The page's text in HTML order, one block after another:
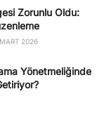
Zorunlu Oldu:
2026
Yönetmeliğinde